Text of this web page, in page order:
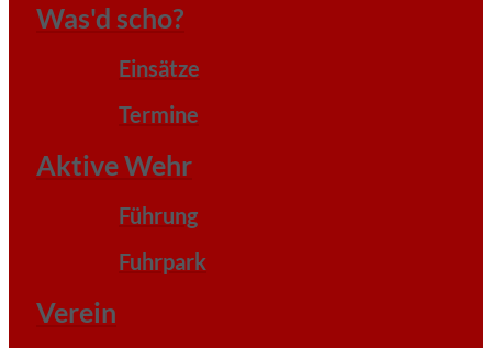
Was'd scho?
Einsätze
Termine
Aktive Wehr
Führung
Fuhrpark
Verein